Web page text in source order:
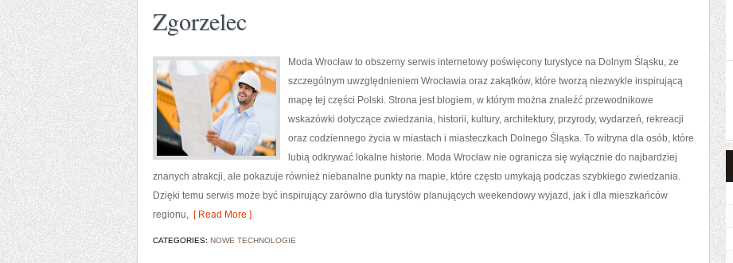
Zgorzelec
Moda Wrocław to obszerny serwis internetowy poświęcony turystyce na Dolnym Śląsku, ze
szczególnym uwzględnieniem Wrocławia oraz zakątków, które tworzą niezwykle inspirującą
mapę tej części Polski. Strona jest blogiem, w którym można znaleźć przewodnikowe
wskazówki dotyczące zwiedzania, historii, kultury, architektury, przyrody, wydarzeń, rekreacji
oraz codziennego życia w miastach i miasteczkach Dolnego Śląska. To witryna dla osób, które
lubią odkrywać lokalne historie. Moda Wrocław nie ogranicza się wyłącznie do najbardziej
znanych atrakcji, ale pokazuje również niebanalne punkty na mapie, które często umykają podczas szybkiego zwiedzania.
Dzięki temu serwis może być inspirujący zarówno dla turystów planujących weekendowy wyjazd, jak i dla mieszkańców
regionu, [ Read More ]
CATEGORIES: NOWE TECHNOLOGIE